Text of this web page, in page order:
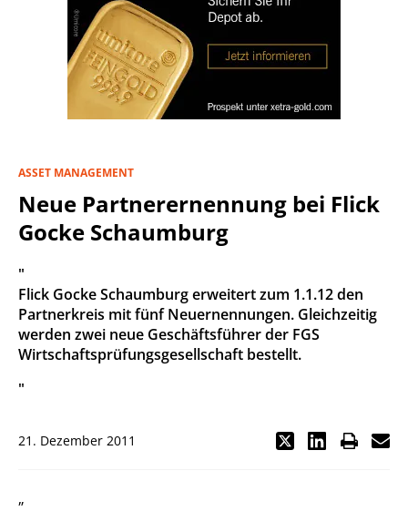
ASSET MANAGEMENT
Neue Partnerernennung bei Flick
Gocke Schaumburg
"
Flick Gocke Schaumburg erweitert zum 1.1.12 den
Partnerkreis mit fünf Neuernennungen. Gleichzeitig
werden zwei neue Geschäftsführer der FGS
Wirtschaftsprüfungsgesellschaft bestellt.
"
21. Dezember 2011
„